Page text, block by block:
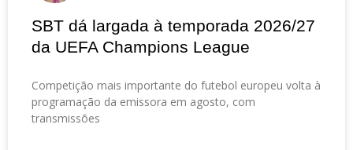
SBT dá largada à temporada 2026/27
da UEFA Champions League
Competição mais importante do futebol europeu volta à
programação da emissora em agosto, com
transmissões